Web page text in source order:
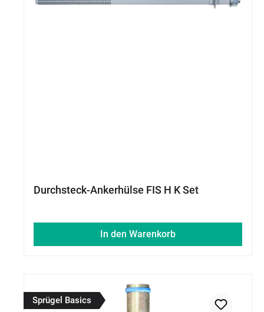
Durchsteck-Ankerhülse FIS H K Set
In den Warenkorb
Sprügel Basics